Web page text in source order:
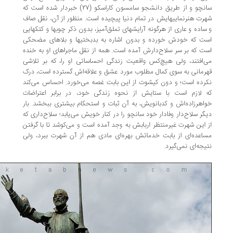
سانچو و از طریق دانشجو سامسون کاراسکو (27) خبردار شده است که
هنرنماییهایش در تمام دنیا پیچیده است. منظور از آن، نقل صاف
و عاری از هرگونه آرایشهای تملق‌آمیز، بدون ذکر چوبها و کتکهایی
که خودش خورده و بدون اشاره به بدبختیها و بلاهای مضحکی
که بر سر سلاح‌دارش آمده است. همه از نقل ماجراهای او به خنده
ولی هیچ‌کس واقعیت زندگی احساساتی او را، که بر تلاشی
به سوی کمال مطلوب مورد عشق و علاقه‌اش گسترده است، درک
است؛ و دون کیشوت از این بابت غصه می‌خورد. احساس می‌کند
لازم است با ستایش از نحوه زندگی خود، در برابر اعتراضات
و کدبانویش، به آن ثبات و استحکام بیشتری ببخشد. بار
سلاح‌دار وفادار خود سانچو را در کنار خویش می‌یابد؛ سلاح‌داری که
این شهرت غیرمنتظر اربابش به وجد آمده است و می‌کوشد تا با گرفتن
از بابت خدماتش بهره‌ای مادی هم از آن شهرت ببرد، ولی
نمی‌گیرد.